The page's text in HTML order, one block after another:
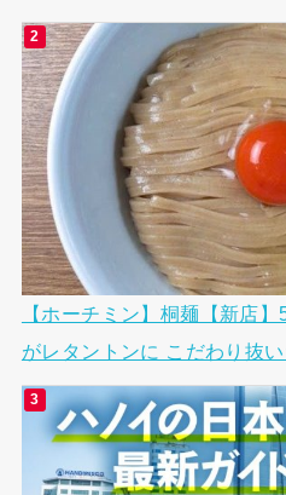
【ホーチミン】桐麺【新店
がレタントンに こだわり抜